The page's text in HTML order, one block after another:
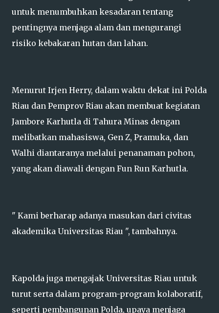
untuk menumbuhkan kesadaran tentang
pentingnya menjaga alam dan mengurangi
risiko kebakaran hutan dan lahan.
Menurut Irjen Herry, dalam waktu dekat ini Polda
Riau dan Pemprov Riau akan membuat kegiatan
Jambore Karhutla di Tahura Minas dengan
melibatkan mahasiswa, Gen Z, Pramuka, dan
Walhi diantaranya melalui penanaman pohon,
yang akan diawali dengan Fun Run Karhutla.
" Kami berharap adanya masukan dari civitas
akademika Universitas Riau ", tambahnya.
Kapolda juga mengajak Universitas Riau untuk
turut serta dalam program-program kolaboratif,
seperti pembangunan Polda, upaya menjaga